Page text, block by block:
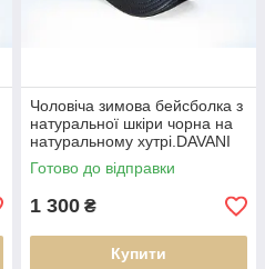
Чоловіча зимова бейсболка з
натуральної шкіри чорна на
натуральному хутрі.DAVANI
00509
Готово до відправки
1 300 ₴
Купити